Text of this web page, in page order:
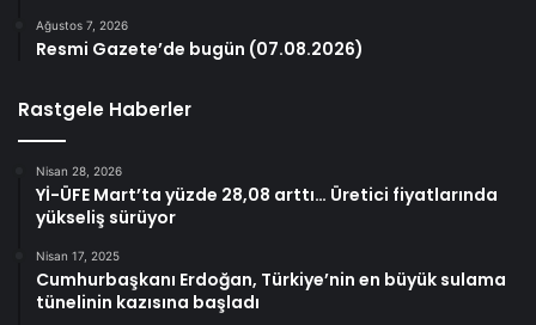
Ağustos 7, 2026
Resmi Gazete’de bugün (07.08.2026)
Rastgele Haberler
Nisan 28, 2026
Yİ-ÜFE Mart’ta yüzde 28,08 arttı… Üretici fiyatlarında
yükseliş sürüyor
Nisan 17, 2025
Cumhurbaşkanı Erdoğan, Türkiye’nin en büyük sulama
tünelinin kazısına başladı